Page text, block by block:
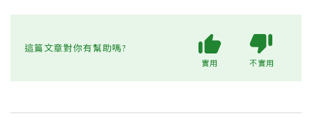
這篇文章對你有幫助嗎?
實用 不實用